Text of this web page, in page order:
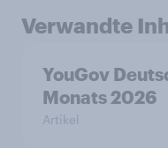
Verwandte
YouGov
Monats 2026
Artikel